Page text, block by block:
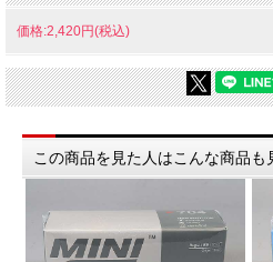
価格:2,420円(税込)
この商品を見た人はこんな商品も